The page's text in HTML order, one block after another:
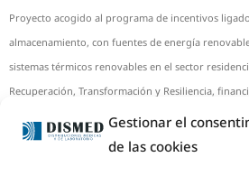
Gestionar el
de las cookies
Proyecto acogido al programa de incentivos
almacenamiento, con fuentes de energía
sistemas térmicos renovables en el sector
Recuperación, Transformación y Resiliencia,
Beneficiario: DISMED, S.A.